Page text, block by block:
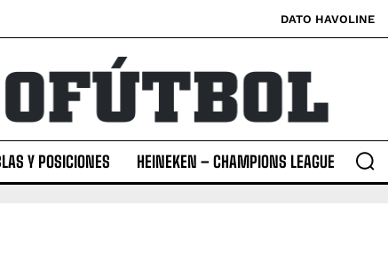
DATO HAVOLINE
Y POSICIONES HEINEKEN – CHAMPIONS LEAGUE